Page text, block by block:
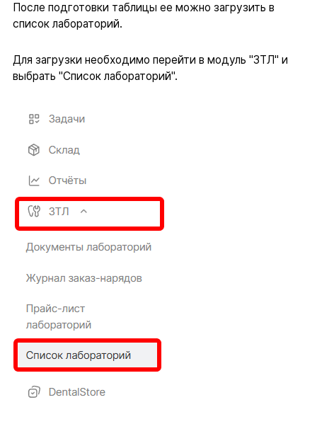
После подготовки таблицы ее можно загрузить в
список лабораторий.
Для загрузки необходимо перейти в модуль "ЗТЛ" и
выбрать "Список лабораторий".